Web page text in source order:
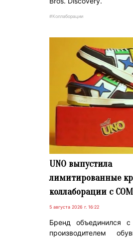
#Коллаборации
UNO выпустила
лимитированные
коллаборации с
5 августа 2026 г. 16:22
Бренд объединился
производителем